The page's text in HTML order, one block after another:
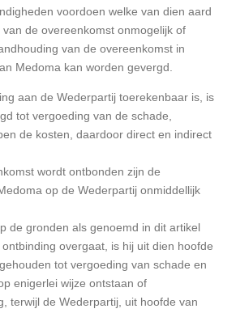
voordoen welke van dien aard
de overeenkomst onmogelijk of
van de overeenkomst in
Medoma kan worden gevergd.
aan de Wederpartij toerekenbaar is, is
tot vergoeding van de schade,
de kosten, daardoor direct en indirect
wordt ontbonden zijn de
op de Wederpartij onmiddellijk
de gronden als genoemd in dit artikel
overgaat, is hij uit dien hoofde
tot vergoeding van schade en
enigerlei wijze ontstaan of
terwijl de Wederpartij, uit hoofde van